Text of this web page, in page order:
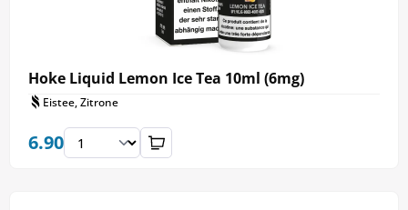
Hoke Liquid Lemon Ice Tea 10ml (6mg)
Eistee, Zitrone
6.90